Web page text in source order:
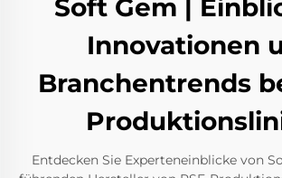
Soft Gem |
Innovationen
Branchentrends
Entdecken Sie Experteneinblicke von